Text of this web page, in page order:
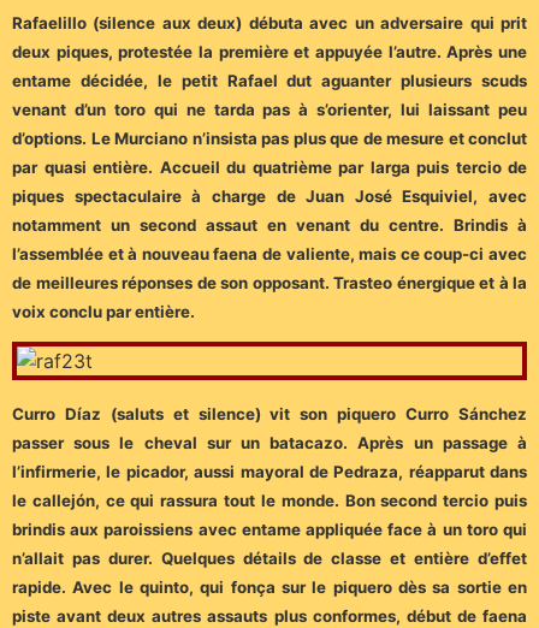
Rafaelillo (silence aux deux) débuta avec un adversaire qui prit
deux piques, protestée la première et appuyée l’autre. Après une
entame décidée, le petit Rafael dut aguanter plusieurs scuds
venant d’un toro qui ne tarda pas à s’orienter, lui laissant peu
d’options. Le Murciano n’insista pas plus que de mesure et conclut
par quasi entière. Accueil du quatrième par larga puis tercio de
piques spectaculaire à charge de Juan José Esquiviel, avec
notamment un second assaut en venant du centre. Brindis à
l’assemblée et à nouveau faena de valiente, mais ce coup-ci avec
de meilleures réponses de son opposant. Trasteo énergique et à la
voix conclu par entière.
Curro Díaz (saluts et silence) vit son piquero Curro Sánchez
passer sous le cheval sur un batacazo. Après un passage à
l’infirmerie, le picador, aussi mayoral de Pedraza, réapparut dans
le callejón, ce qui rassura tout le monde. Bon second tercio puis
brindis aux paroissiens avec entame appliquée face à un toro qui
n’allait pas durer. Quelques détails de classe et entière d’effet
rapide. Avec le quinto, qui fonça sur le piquero dès sa sortie en
piste avant deux autres assauts plus conformes, début de faena